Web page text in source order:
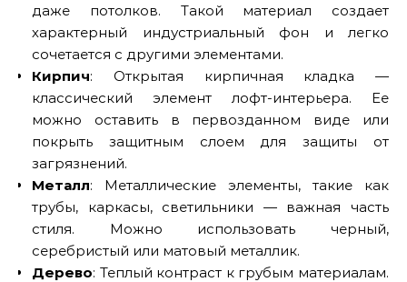
даже потолков. Такой материал создает
характерный индустриальный фон и легко
сочетается с другими элементами.
Кирпич: Открытая кирпичная кладка —
классический элемент лофт-интерьера. Ее
можно оставить в первозданном виде или
покрыть защитным слоем для защиты от
загрязнений.
Металл: Металлические элементы, такие как
трубы, каркасы, светильники — важная часть
стиля. Можно использовать черный,
серебристый или матовый металлик.
Дерево: Теплый контраст к грубым материалам.